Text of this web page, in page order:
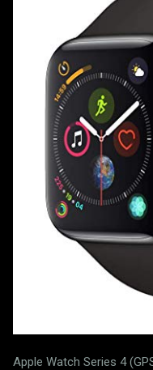
Apple Watch Series 4